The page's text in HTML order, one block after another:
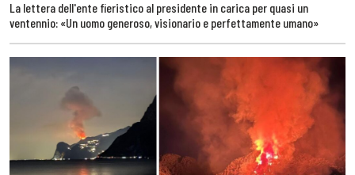
La lettera dell'ente fieristico al presidente in carica per quasi un
ventennio: «Un uomo generoso, visionario e perfettamente umano»